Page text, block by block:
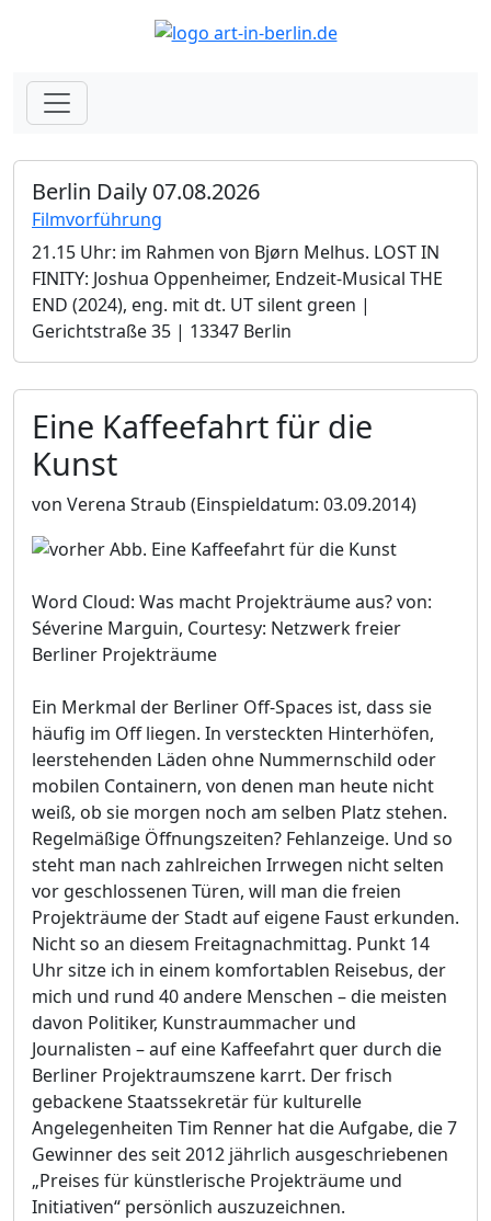
Berlin Daily 07.08.2026
Filmvorführung
21.15 Uhr: im Rahmen von Bjørn Melhus. LOST IN
FINITY: Joshua Oppenheimer, Endzeit-Musical THE
END (2024), eng. mit dt. UT silent green |
Gerichtstraße 35 | 13347 Berlin
Eine Kaffeefahrt für die
Kunst
von Verena Straub (Einspieldatum: 03.09.2014)
Word Cloud: Was macht Projekträume aus? von:
Séverine Marguin, Courtesy: Netzwerk freier
Berliner Projekträume
Ein Merkmal der Berliner Off-Spaces ist, dass sie
häufig im Off liegen. In versteckten Hinterhöfen,
leerstehenden Läden ohne Nummernschild oder
mobilen Containern, von denen man heute nicht
weiß, ob sie morgen noch am selben Platz stehen.
Regelmäßige Öffnungszeiten? Fehlanzeige. Und so
steht man nach zahlreichen Irrwegen nicht selten
vor geschlossenen Türen, will man die freien
Projekträume der Stadt auf eigene Faust erkunden.
Nicht so an diesem Freitagnachmittag. Punkt 14
Uhr sitze ich in einem komfortablen Reisebus, der
mich und rund 40 andere Menschen – die meisten
davon Politiker, Kunstraummacher und
Journalisten – auf eine Kaffeefahrt quer durch die
Berliner Projektraumszene karrt. Der frisch
gebackene Staatssekretär für kulturelle
Angelegenheiten Tim Renner hat die Aufgabe, die 7
Gewinner des seit 2012 jährlich ausgeschriebenen
„Preises für künstlerische Projekträume und
Initiativen“ persönlich auszuzeichnen.